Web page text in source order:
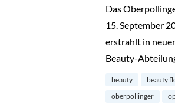
Das
15. September
erstrahlt in
Beauty-
beauty beauty
oberpollinger